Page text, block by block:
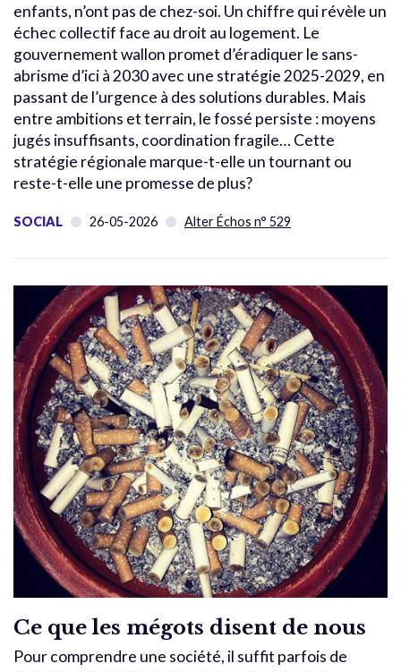
enfants, n’ont pas de chez-soi. Un chiffre qui révèle un
échec collectif face au droit au logement. Le
gouvernement wallon promet d’éradiquer le sans-
abrisme d’ici à 2030 avec une stratégie 2025-2029, en
passant de l’urgence à des solutions durables. Mais
entre ambitions et terrain, le fossé persiste : moyens
jugés insuffisants, coordination fragile… Cette
stratégie régionale marque-t-elle un tournant ou
reste-t-elle une promesse de plus?
SOCIAL 26-05-2026 Alter Échos n° 529
Ce que les mégots disent de nous
Pour comprendre une société, il suffit parfois de